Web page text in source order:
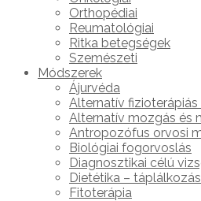
Orthopédiai
Reumatológiai
Ritka betegségek
Szemészeti
Módszerek
Ájurvéda
Alternatív
Alternatív mozgás és
Antropozófus orvosi
Biológiai fogorvoslás
Diagnosztikai célú
Dietétika –
Fitoterápia